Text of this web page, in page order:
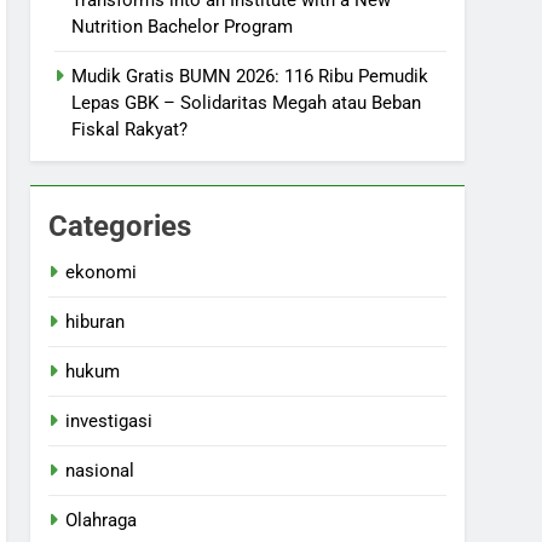
Nutrition Bachelor Program
Mudik Gratis BUMN 2026: 116 Ribu Pemudik
Lepas GBK – Solidaritas Megah atau Beban
Fiskal Rakyat?
Categories
ekonomi
hiburan
hukum
investigasi
nasional
Olahraga